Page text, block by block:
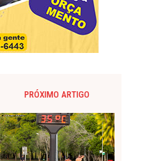
PRÓXIMO ARTIGO